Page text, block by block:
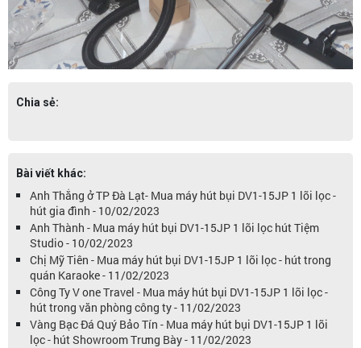
Chia sẻ:
Bài viết khác:
Anh Thắng ở TP Đà Lạt- Mua máy hút bụi DV1-15JP 1 lõi lọc -
hút gia đình - 10/02/2023
Anh Thành - Mua máy hút bụi DV1-15JP 1 lõi lọc hút Tiệm
Studio - 10/02/2023
Chị Mỹ Tiên - Mua máy hút bụi DV1-15JP 1 lõi lọc - hút trong
quán Karaoke - 11/02/2023
Công Ty V one Travel - Mua máy hút bụi DV1-15JP 1 lõi lọc -
hút trong văn phòng công ty - 11/02/2023
Vàng Bạc Đá Quý Bảo Tín - Mua máy hút bụi DV1-15JP 1 lõi
lọc - hút Showroom Trưng Bày - 11/02/2023